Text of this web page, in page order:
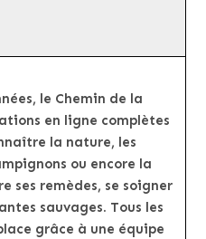
le Chemin de la
en ligne complètes
la nature, les
ou encore la
ses remèdes, se soigner
sauvages. Tous les
grâce à une équipe